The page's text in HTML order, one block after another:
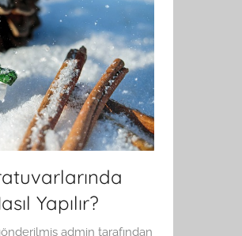
Yapılır?
admin tarafından